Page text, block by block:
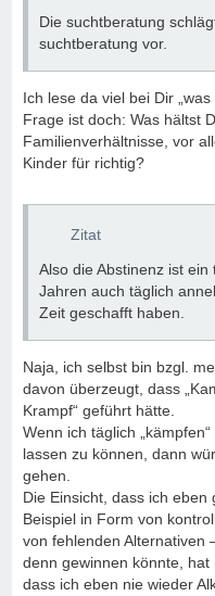
Die suchtberatung
suchtberatung vor.
Ich lese da viel bei Dir
Frage ist doch: Was hältst
Familienverhältnisse, vor
Kinder für richtig?
Zitat
Also die Abstinenz ist
Jahren auch täglich
Zeit geschafft haben.
Naja, ich selbst bin bzgl.
davon überzeugt, dass
Krampf“ geführt hätte.
Wenn ich täglich
lassen zu können, dann
gehen.
Die Einsicht, dass ich eben
Beispiel in Form von
von fehlenden Alternativen
denn gewinnen könnte, hat
dass ich eben nie wieder